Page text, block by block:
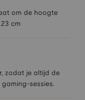
om de hoogte
cm
zodat je altijd de
sessies.